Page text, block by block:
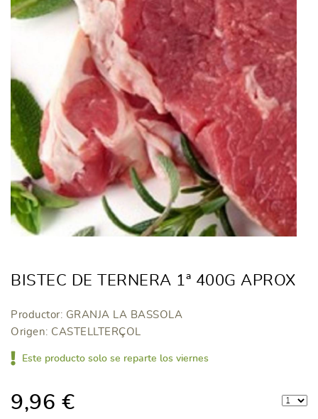
BISTEC DE TERNERA 1ª 400G APROX
Productor: GRANJA LA BASSOLA
Origen: CASTELLTERÇOL
Este producto solo se reparte los viernes
9,96 €